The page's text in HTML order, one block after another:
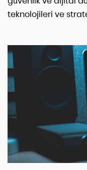
teknolojileri ve